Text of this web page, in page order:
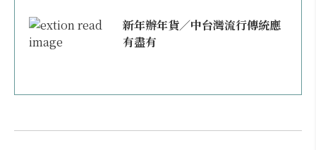
新年辦年貨／中台灣流行傳統應
有盡有